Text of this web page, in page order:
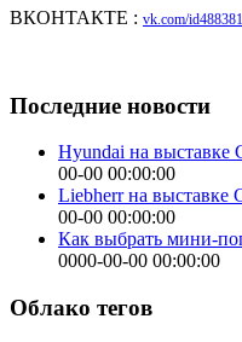
ВКОНТАКТЕ : vk.com/
Последние новости
Hyundai на
00-00 00:00:00
Liebherr на
00-00 00:00:00
Как выбрать мини-
0000-00-00 00:00:00
Облако тегов